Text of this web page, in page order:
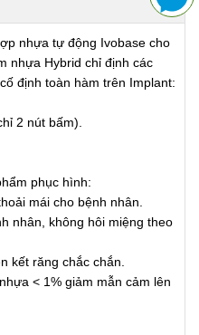
nhựa tự động Ivobase cho
nhựa Hybrid chỉ định các
định toàn hàm trên Implant:
2 nút bấm).
phục hình:
mái cho bệnh nhân.
nhân, không hôi miệng theo
kết răng chắc chắn.
< 1% giảm mẫn cảm lên